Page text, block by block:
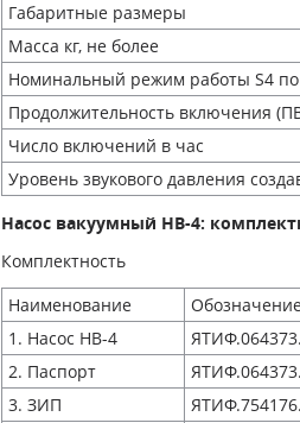
Габаритные размеры
Масса кг, не более
Номинальный режим работы S4
Продолжительность включения
Число включений в час
Уровень звукового давления
Насос вакуумный НВ-4:
Комплектность
Наименование
1. Насос НВ-4
2. Паспорт
3. ЗИП